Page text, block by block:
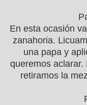
En esta ocasión
zanahoria.
una papa y
queremos
retiramos la